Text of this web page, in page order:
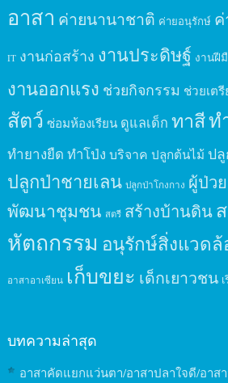
อาสา ค่ายนานาชาติ ค่ายอนุรักษ์
IT งานก่อสร้าง งานประดิษฐ์ งานฝี
งานออกแรง ช่วยกิจกรรม ช่วยเต
สัตว์ ซ่อมห้องเรียน ดูแลเด็ก ทาสีท
ทำยางยืด ทำโป่ง บริจาค ปลูกต้นไม้ ป
ปลูกป่าชายเลน ปลูกป่าโกงกาง ผู้ป่วย
พัฒนาชุมชน สตรี สร้างบ้านดิน
หัตถกรรม อนุรักษ์สิ่งแวดล้
อาสาอาเซียน เก็บขยะ เด็กเยาวชน
บทความล่าสุด
อาสาคัดแยกแว่นตา/อาสาปลาใจดี/อาส